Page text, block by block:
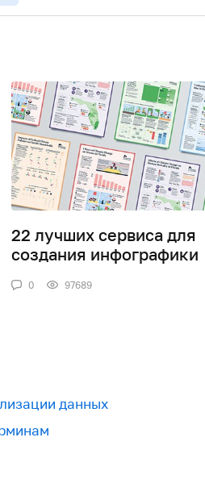
22 лучших сервиса для
создания инфографики
0 97689
данных